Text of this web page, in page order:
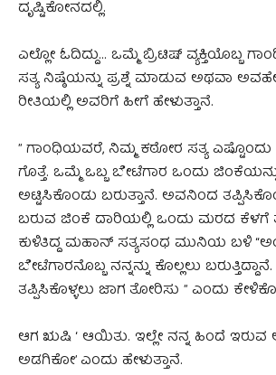
ದೃಷ್ಟಿಕೋನದಲ್ಲಿ.
ಎಲ್ಲೋ ಓದಿದ್ದು… ‌ಒಮ್ಮೆ ಬ್ರಿಟಿಷ್ ವ್ಯಕ್ತಿಯೊಬ್ಬ
ಸತ್ಯ ನಿಷ್ಠೆಯನ್ನು ಪ್ರಶ್ನೆ ಮಾಡುವ ಅಥವಾ
ರೀತಿಯಲ್ಲಿ ಅವರಿಗೆ ಹೀಗೆ ಹೇಳುತ್ತಾನೆ.
” ಗಾಂಧಿಯವರೆ, ನಿಮ್ಮ ಕಠೋರ ಸತ್ಯ
ಗೊತ್ತೆ. ಒಮ್ಮೆ ಒಬ್ಬ ಬೇಟೆಗಾರ ಒಂದು
ಅಟ್ಟಿಸಿಕೊಂಡು ಬರುತ್ತಾನೆ. ಅವನಿಂದ
ಬರುವ ಜಿಂಕೆ ದಾರಿಯಲ್ಲಿ ಒಂದು ಮರದ ಕೆಳಗೆ
ಕುಳಿತಿದ್ದ ಮಹಾನ್ ಸತ್ಯಸಂಧ ಮುನಿಯ ಬಳಿ
ಬೇಟೆಗಾರನೊಬ್ಬ ನನ್ನನ್ನು ಕೊಲ್ಲಲು
ತಪ್ಪಿಸಿಕೊಳ್ಳಲು ಜಾಗ ತೋರಿಸು ” ಎಂದು
ಆಗ ಋಷಿ ‘ ಆಯಿತು. ಇಲ್ಲೇ ನನ್ನ ಹಿಂದೆ ಇರುವ
ಅಡಗಿಕೋ’ ಎಂದು ಹೇಳುತ್ತಾನೆ.